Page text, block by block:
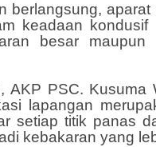
berlangsung,
keadaan kondusif
besar
AKP PSC. Kusuma
lapangan
setiap titik panas
kebakaran yang